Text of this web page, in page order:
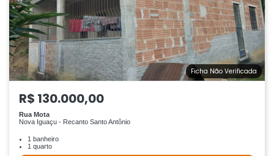
Ficha Não Verificada
R$ 130.000,00
Rua Mota
Nova Iguaçu - Recanto Santo Antônio
1 banheiro
1 quarto